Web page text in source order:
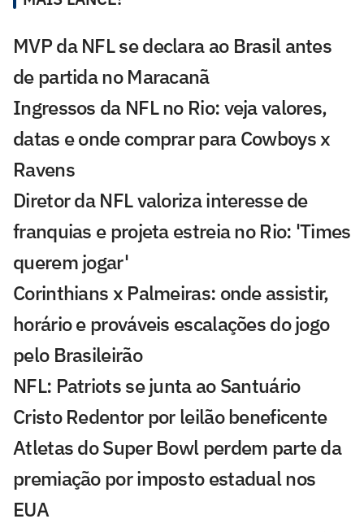
MVP da NFL se declara ao Brasil antes
de partida no Maracanã
Ingressos da NFL no Rio: veja valores,
datas e onde comprar para Cowboys x
Ravens
Diretor da NFL valoriza interesse de
franquias e projeta estreia no Rio: 'Times
querem jogar'
Corinthians x Palmeiras: onde assistir,
horário e prováveis escalações do jogo
pelo Brasileirão
NFL: Patriots se junta ao Santuário
Cristo Redentor por leilão beneficente
Atletas do Super Bowl perdem parte da
premiação por imposto estadual nos
EUA